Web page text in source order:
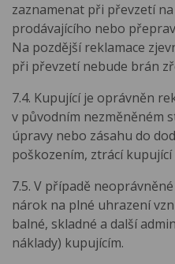
zaznamenat při převzetí
prodávajícího nebo
Na pozdější reklamace
při převzetí nebude brán
7.4. Kupující je oprávněn
v původním nezměněném
úpravy nebo zásahu do
poškozením, ztrácí
7.5. V případě
nárok na plné uhrazení
balné, skladné a další
náklady) kupujícím.